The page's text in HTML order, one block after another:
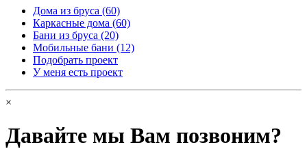
Дома из бруса (60)
Каркасные дома (60)
Бани из бруса (20)
Мобильные бани (12)
Подобрать проект
У меня есть проект
×
Давайте мы Вам позвоним?